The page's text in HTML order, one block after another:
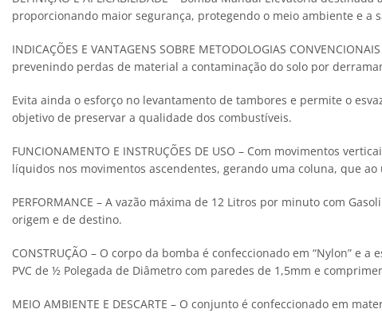
proporcionando maior segurança, protegendo o meio ambiente e a
INDICAÇÕES E VANTAGENS SOBRE METODOLOGIAS
prevenindo perdas de material a contaminação do solo por
Evita ainda o esforço no levantamento de tambores e permite o
objetivo de preservar a qualidade dos combustíveis.
FUNCIONAMENTO E INSTRUÇÕES DE USO – Com movimentos
líquidos nos movimentos ascendentes, gerando uma coluna, que
PERFORMANCE – A vazão máxima de 12 Litros por minuto com
origem e de destino.
CONSTRUÇÃO – O corpo da bomba é confeccionado em “Nylon”
PVC de ½ Polegada de Diâmetro com paredes de 1,5mm e
MEIO AMBIENTE E DESCARTE – O conjunto é confeccionado em